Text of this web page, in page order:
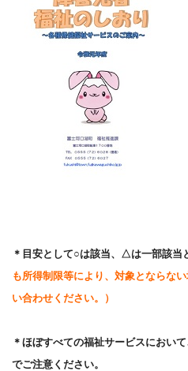
＊目安として○は該当、△は一部該当
も所得制限等により、対象とならな
い合わせください。）
＊ほぼすべての福祉サービスにおいて
でご注意ください。